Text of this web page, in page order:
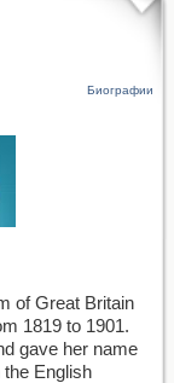
Биографии
of Great Britain
1819 to 1901.
gave her name
the English